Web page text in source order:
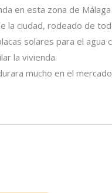
en esta zona de
la ciudad, rodeado de
solares para el agua
la vivienda.
mucho en el